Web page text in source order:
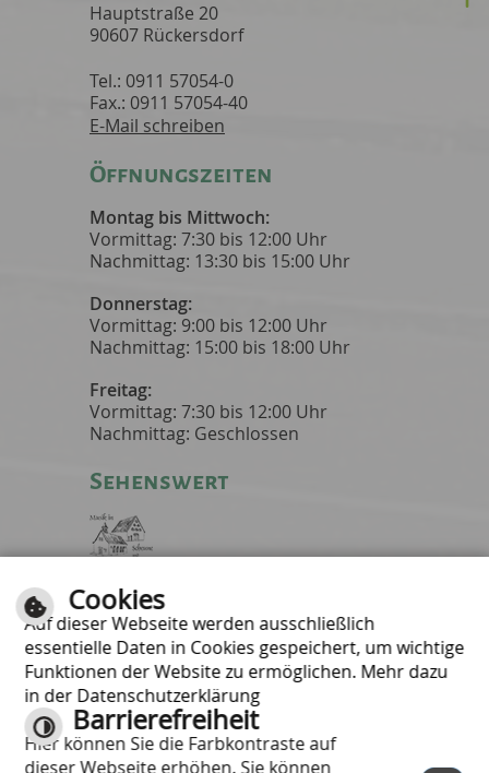
Hauptstraße 20
90607 Rückersdorf
Tel.: 0911 57054-0
Fax.: 0911 57054-40
E-Mail schreiben
Öffnungszeiten
Montag bis Mittwoch:
Vormittag: 7:30 bis 12:00 Uhr
Nachmittag: 13:30 bis 15:00 Uhr
Donnerstag:
Vormittag: 9:00 bis 12:00 Uhr
Nachmittag: 15:00 bis 18:00 Uhr
Freitag:
Vormittag: 7:30 bis 12:00 Uhr
Nachmittag: Geschlossen
Sehenswert
Musik in Scheune
und Kapelle
Informativ
Hilfe
Inhalt
Impressum
Cookies
Auf dieser Webseite werden ausschließlich
essentielle Daten in Cookies gespeichert, um wichtige
Funktionen der Website zu ermöglichen. Mehr dazu
in der Datenschutzerklärung
Barrierefreiheit
Hier können Sie die Farbkontraste auf
dieser Webseite erhöhen. Sie können